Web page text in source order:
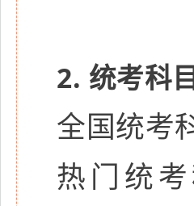
2. 统考科
全国统考
热门统